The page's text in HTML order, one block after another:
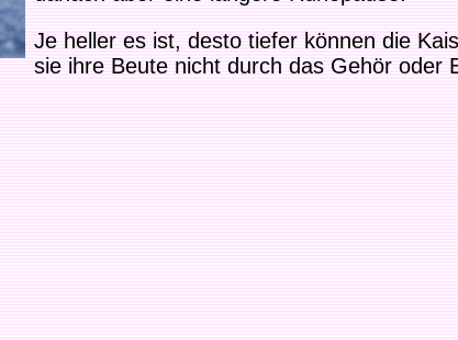
Je heller es ist, desto tiefer können die
sie ihre Beute nicht durch das Gehör oder